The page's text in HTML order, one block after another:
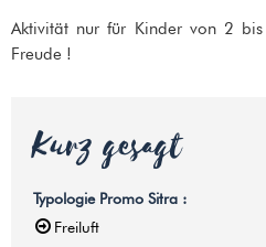
Aktivität nur für Kinder von 2
Freude !
Kurz gesagt
Typologie Promo Sitra :
Freiluft